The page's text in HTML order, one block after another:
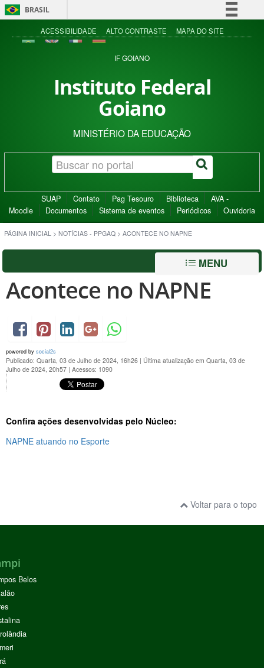
BRASIL
Simplifique!
Acesso à informação
ACESSIBILIDADE ALTO CONTRASTE MAPA DO SITE
IF GOIANO
Instituto Federal
Goiano
MINISTÉRIO DA EDUCAÇÃO
SUAP Contato Pag Tesouro Biblioteca
AVA -
Moodle
Documentos Sistema de eventos Periódicos Ouvidoria
PÁGINA INICIAL > NOTÍCIAS - PPGAQ > ACONTECE NO NAPNE
MENU
Acontece no NAPNE
powered by social2s
Publicado: Quarta, 03 de Julho de 2024, 16h26 | Última atualização em Quarta, 03 de
Julho de 2024, 20h57 | Acessos: 1090
Confira ações desenvolvidas pelo Núcleo:
NAPNE atuando no Esporte
Voltar para o topo
Belos